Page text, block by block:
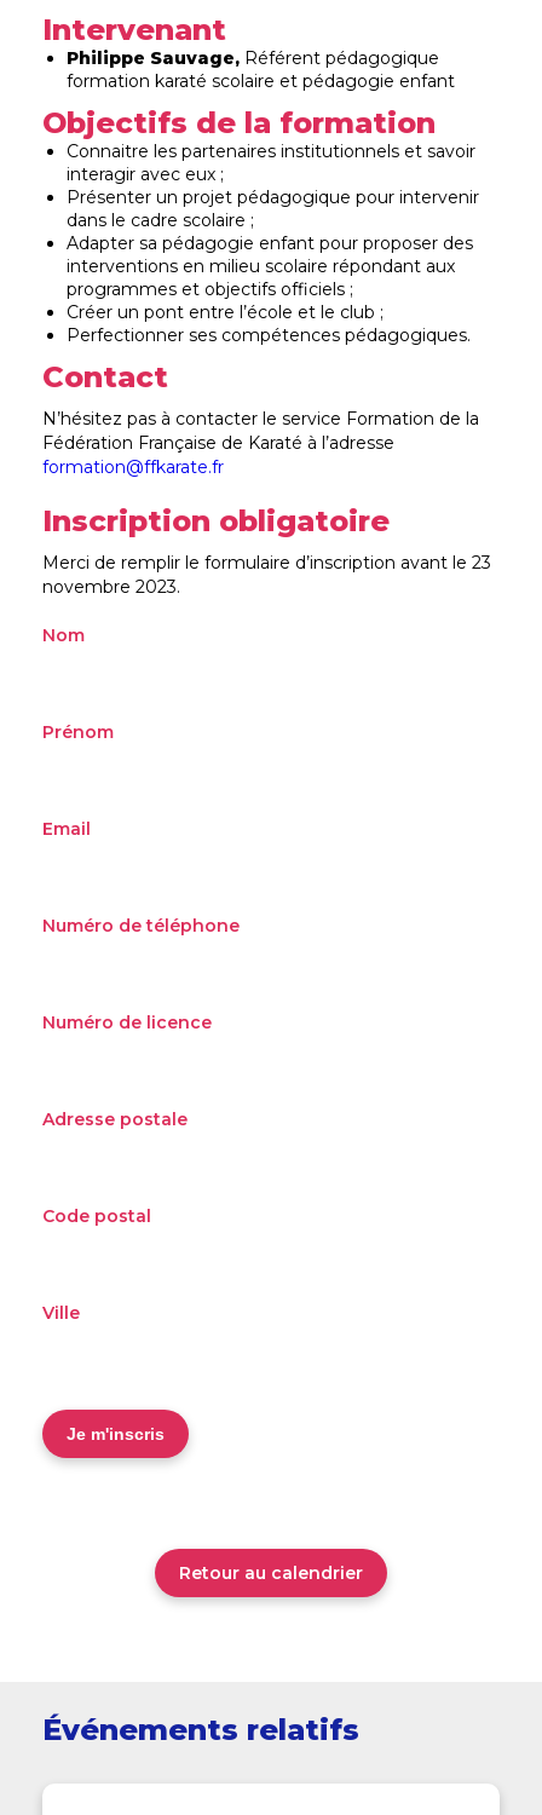
Intervenant
Philippe Sauvage, Référent pédagogique
formation karaté scolaire et pédagogie enfant
Objectifs de la formation
Connaitre les partenaires institutionnels et savoir
interagir avec eux ;
Présenter un projet pédagogique pour intervenir
dans le cadre scolaire ;
Adapter sa pédagogie enfant pour proposer des
interventions en milieu scolaire répondant aux
programmes et objectifs officiels ;
Créer un pont entre l’école et le club ;
Perfectionner ses compétences pédagogiques.
Contact
N’hésitez pas à contacter le service Formation de la
Fédération Française de Karaté à l’adresse
formation@ffkarate.fr
Inscription obligatoire
Merci de remplir le formulaire d’inscription avant le 23
novembre 2023.
Nom
Prénom
Email
Numéro de téléphone
Numéro de licence
Adresse postale
Code postal
Ville
Retour au calendrier
Événements relatifs